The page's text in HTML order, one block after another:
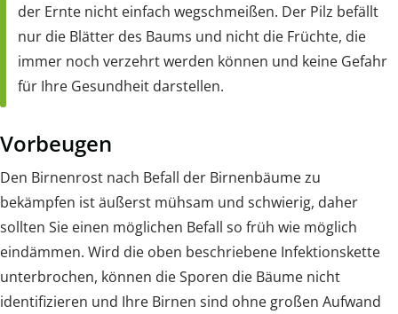
der Ernte nicht einfach wegschmeißen. Der Pilz befällt
nur die Blätter des Baums und nicht die Früchte, die
immer noch verzehrt werden können und keine Gefahr
für Ihre Gesundheit darstellen.
Vorbeugen
Den Birnenrost nach Befall der Birnenbäume zu
bekämpfen ist äußerst mühsam und schwierig, daher
sollten Sie einen möglichen Befall so früh wie möglich
eindämmen. Wird die oben beschriebene Infektionskette
unterbrochen, können die Sporen die Bäume nicht
identifizieren und Ihre Birnen sind ohne großen Aufwand